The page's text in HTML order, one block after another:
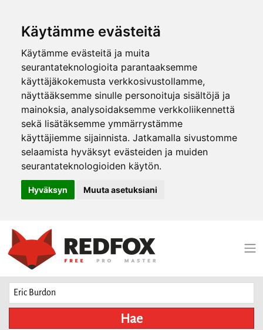
Käytämme evästeitä
Käytämme evästeitä ja muita
seurantateknologioita parantaaksemme
käyttäjäkokemusta verkkosivustollamme,
näyttääksemme sinulle personoituja sisältöjä ja
mainoksia, analysoidaksemme verkkoliikennettä
sekä lisätäksemme ymmärrystämme
käyttäjiemme sijainnista. Jatkamalla sivustomme
selaamista hyväksyt evästeiden ja muiden
seurantateknologioiden käytön.
Hyväksyn Muuta asetuksiani
Hae